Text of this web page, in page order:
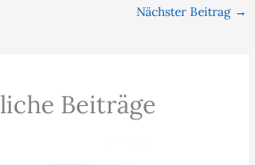
Nächster Beitrag →
Beiträge